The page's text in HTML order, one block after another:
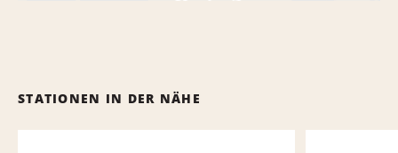
STATIONEN IN DER NÄHE